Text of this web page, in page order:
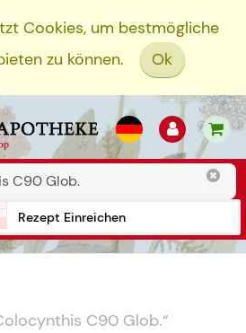
Cookies, um bestmögliche
zu können.
Ok
Rezept Einreichen
C90 Glob.“